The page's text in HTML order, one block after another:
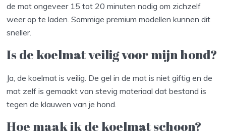
de mat ongeveer 15 tot 20 minuten nodig om zichzelf
weer op te laden. Sommige premium modellen kunnen dit
sneller.
Is de koelmat veilig voor mijn hond?
Ja, de koelmat is veilig. De gel in de mat is niet giftig en de
mat zelf is gemaakt van stevig materiaal dat bestand is
tegen de klauwen van je hond.
Hoe maak ik de koelmat schoon?